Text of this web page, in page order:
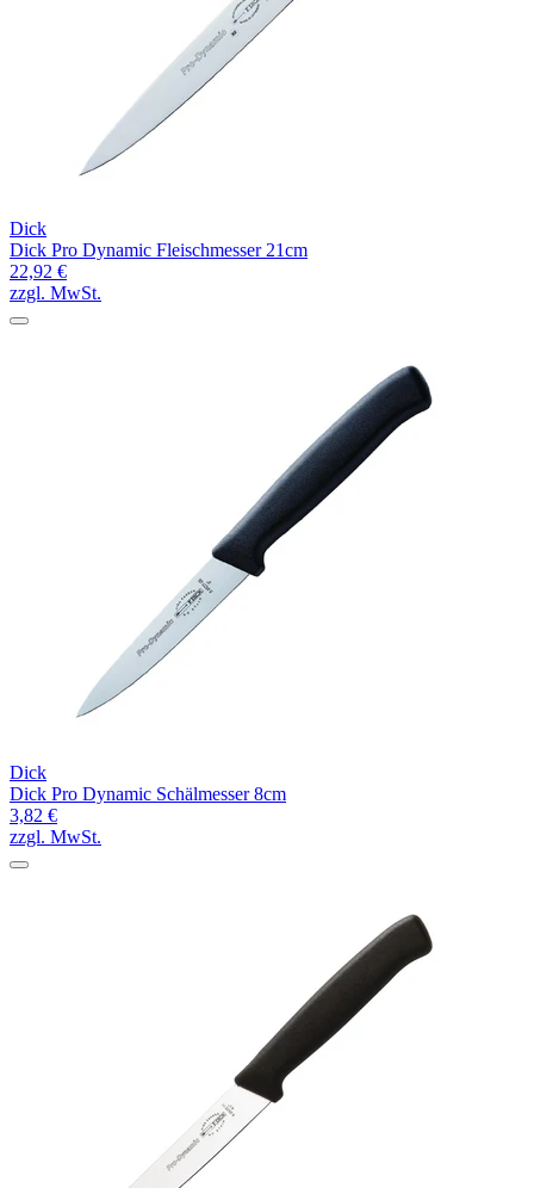
Dick
Dick Pro Dynamic Fleischmesser 21cm
22,92 €
zzgl. MwSt.
Dick
Dick Pro Dynamic Schälmesser 8cm
3,82 €
zzgl. MwSt.